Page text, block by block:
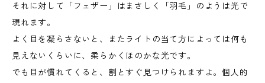
それに対して「フェザー」はまさしく「羽毛」のようは光で
現れます。
よく目を凝らさないと、またライトの当て方によっては何も
見えないくらいに、柔らかくほのかな光です。
でも目が慣れてくると、割とすぐ見つけられますよ。個人的